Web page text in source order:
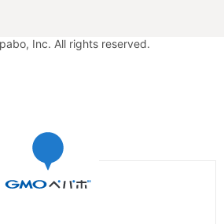
Inc. All rights reserved.